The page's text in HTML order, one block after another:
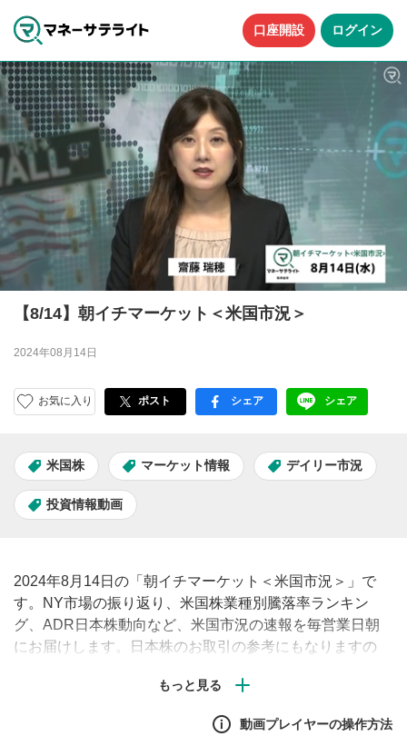
口座開設 ログイン
【8/14】朝イチマーケット＜米国市況＞
2024年08月14日
お気に入り ポスト facebook
シェア LINE
シェア
米国株 マーケット情報 デイリー市況
投資情報動画
2024年8月14日の「朝イチマーケット＜米国市況＞」で
す。NY市場の振り返り、米国株業種別騰落率ランキン
グ、ADR日本株動向など、米国市況の速報を毎営業日朝
にお届けします。日本株のお取引の参考にもなりますの
動画プレイヤーの操作方法